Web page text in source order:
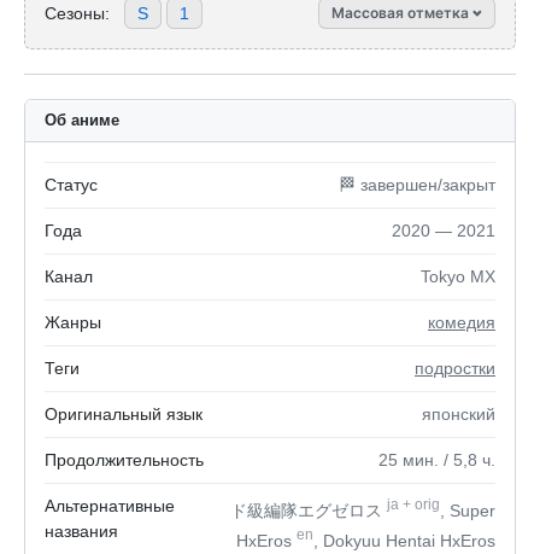
Сезоны: S 1 Массовая отметка
Об аниме
Статус 🏁 завершен/закрыт
Года 2020 — 2021
Канал Tokyo MX
Жанры комедия
Теги подростки
Оригинальный язык японский
Продолжительность 25 мин. / 5,8 ч.
Альтернативные
названия
ド級編隊エグゼロスja + orig
, Super
HxEros en , Dokyuu Hentai HxEros